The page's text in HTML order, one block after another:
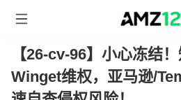
【26-cv-96】小心冻结
Winget维权，亚马逊/